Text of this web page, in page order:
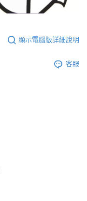
顯示電腦版詳細說明
客服